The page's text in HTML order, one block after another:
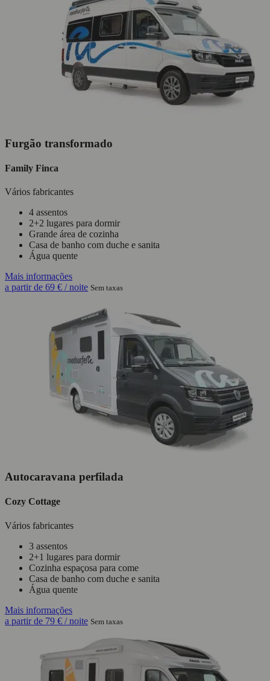
Furgão transformado
Family Finca
Vários fabricantes
4 assentos
2+2 lugares para dormir
Grande área de cozinha
Casa de banho com duche e sanita
Água quente
Mais informações
a partir de 69 € / noite Sem taxas
Autocaravana perfilada
Cozy Cottage
Vários fabricantes
3 assentos
2+1 lugares para dormir
Cozinha espaçosa para come
Casa de banho com duche e sanita
Água quente
Mais informações
a partir de 79 € / noite Sem taxas